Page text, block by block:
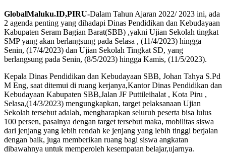
GlobalMaluku.ID,PIRU-Dalam Tahun Ajaran 2022/ 2023 ini, ada
2 agenda penting yang dihadapi Dinas Pendidikan dan Kebudayaan
Kabupaten Seram Bagian Barat(SBB) ,yakni Ujian Sekolah tingkat
SMP yang akan berlangsung pada Selasa , (11/4/2023) hingga
Senin, (17/4/2023) dan Ujian Sekolah Tingkat SD, yang
berlangsung pada Senin, (8/5/2023) hingga Kamis, (11/5/2023).
Kepala Dinas Pendidikan dan Kebudayaan SBB, Johan Tahya S.Pd
M Eng, saat ditemui di ruang kerjanya,Kantor Dinas Pendidikan dan
Kebudayaan Kabupaten SBB,Jalan JF Puttileihalat , Kota Piru ,
Selasa,(14/3/2023) mengungkapkan, target pelaksanaan Ujian
Sekolah tersebut adalah, mengharapkan seluruh peserta bisa lulus
100 persen, pasalnya dengan target tersebut maka, mobilitas siswa
dari jenjang yang lebih rendah ke jenjang yang lebih tinggi berjalan
dengan baik, juga memberikan ruang bagi siswa angkatan
dibawahnya untuk memperoleh kesempatan belajar,ujarnya.